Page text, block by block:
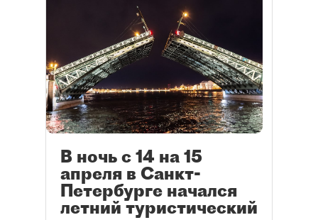
В ночь с 14 на 15
апреля в Санкт-
Петербурге начался
летний туристический